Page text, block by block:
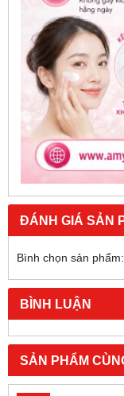
ĐÁNH GIÁ SẢN
Bình chọn sản phẩm:
BÌNH LUẬN
SẢN PHẨM